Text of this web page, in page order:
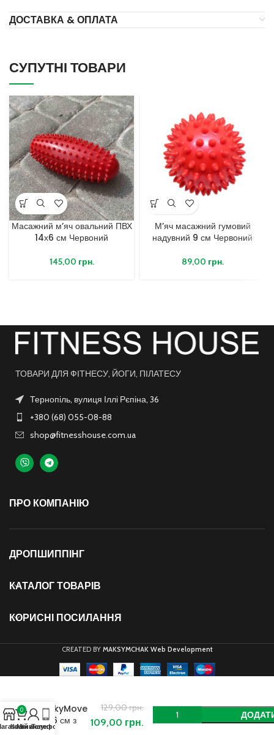
ДОСТАВКА & ОПЛАТА
СУПУТНІ ТОВАРИ
Масажний м’яч овальний ПВХ
14х6 см Червоний
145,00 грн.
М’яч масажний гумовий
надувний 9 см Червоний
89,00 грн.
ТОВАРИ ДЛЯ ФІТНЕСУ, ЙОГИ, ПІЛАТЕСУ
Тернопіль, вулиця Іллі Рєпіна, 36
+380 (68) 055-08-88
shop@fitnesshouse.com.ua
ПРО КОМПАНІЮ
ДРОПШИППІНГ
КАТАЛОГ ТОВАРІВ
КОРИСНІ ПОСИЛАННЯ
CREATED BY MAKSYMCHAK Web Development
SkyMove
16 см з
шипами
129,00грн.
109,00 грн.
0
Кошик
Мій акаунт
Телефон